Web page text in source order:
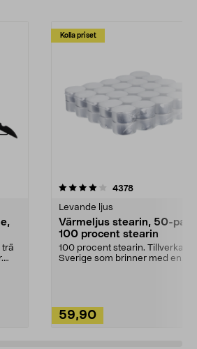
trä
Kolla priset
4378recensioner
Levande ljus
Värmeljus stearin, 50-pack,
100 procent stearin
100 procent stearin. Tillverkade i
Sverige som brinner med en
59,90
4.5av 5 stjärnor